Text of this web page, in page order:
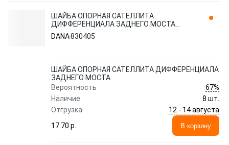
ШАЙБА ОПОРНАЯ САТЕЛЛИТА
ДИФФЕРЕНЦИАЛА ЗАДНЕГО МОСТА
830405 DANA
DANA830405
ШАЙБА ОПОРНАЯ САТЕЛЛИТА ДИФФЕРЕНЦИАЛА
ЗАДНЕГО МОСТА
Вероятность
67%
Наличие
8 шт.
Отгрузка
12 - 14 августа
17.70 p.
В корзину